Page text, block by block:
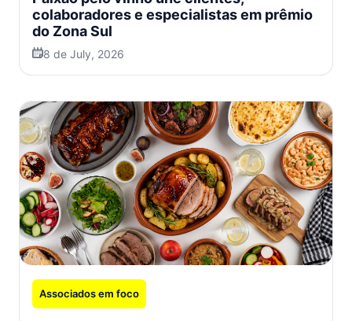
colaboradores e especialistas em prêmio
do Zona Sul
8 de July, 2026
Associados em foco